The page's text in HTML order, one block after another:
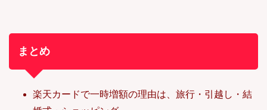
まとめ
楽天カードで一時増額の理由は、旅行・引越し・結